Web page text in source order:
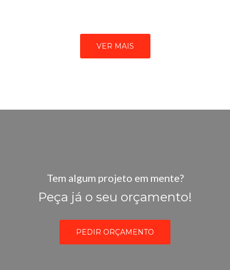
VER MAIS
Tem algum projeto em mente?
Peça já o seu orçamento!
PEDIR ORÇAMENTO